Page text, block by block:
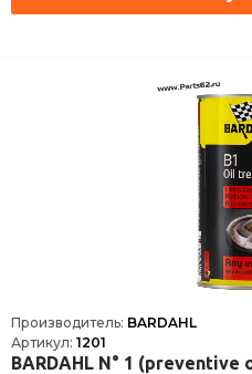
Условия хранения
Производитель: BARDAHL
Артикул: 1201
BARDAHL N° 1